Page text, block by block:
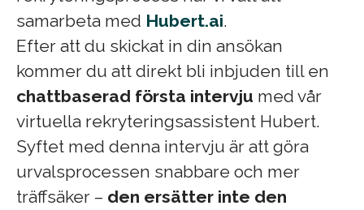
samarbeta med Hubert.ai.
Efter att du skickat in din ansökan
kommer du att direkt bli inbjuden till en
chattbaserad första intervju med vår
virtuella rekryteringsassistent Hubert.
Syftet med denna intervju är att göra
urvalsprocessen snabbare och mer
träffsäker – den ersätter inte den